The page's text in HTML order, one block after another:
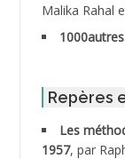
ABDOUDOU
ABID
ABNOUN
Malika Rahal
Repères
Les
1957, par